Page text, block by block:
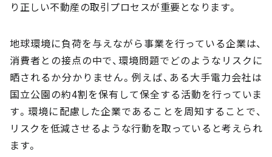
り正しい不動産の取引プロセスが重要となります。
地球環境に負荷を与えながら事業を行っている企業は、
消費者との接点の中で、環境問題でどのようなリスクに
晒されるか分かりません。例えば、ある大手電力会社は
国立公園の約4割を保有して保全する活動を行っていま
す。環境に配慮した企業であることを周知することで、
リスクを低減させるような行動を取っていると考えられ
ます。